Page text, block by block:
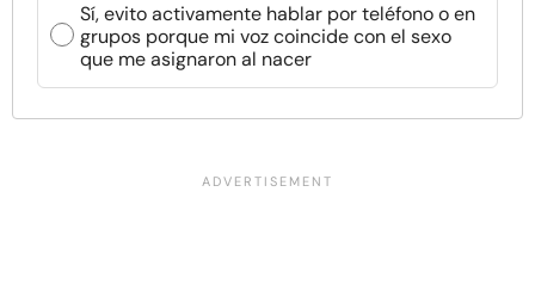
Sí, evito activamente hablar por teléfono o en
grupos porque mi voz coincide con el sexo
que me asignaron al nacer